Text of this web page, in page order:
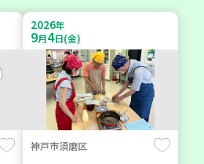
2026年
9月4日(金)
神戸市須磨区